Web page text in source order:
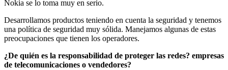
Nokia se lo toma muy en serio.
Desarrollamos productos teniendo en cuenta la seguridad y tenemos
una política de seguridad muy sólida. Manejamos algunas de estas
preocupaciones que tienen los operadores.
¿De quién es la responsabilidad de proteger las redes? empresas
de telecomunicaciones o vendedores?